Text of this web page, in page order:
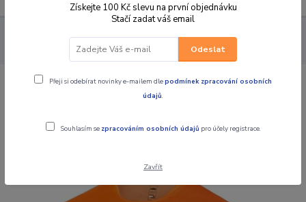
PRO JEZDCE MOTOKROS a ENDURO DRESY
Pánský moto dres KTM Pounce Jersey oranžová
Pánský moto dres KTM Pounce Jersey
Získejte 100 Kč slevu na první objednávku
Stačí zadat váš email
Odeslat
Přeji si odebírat novinky e-mailem dlepodmínek zpracování osobních
údajů.
Souhlasím se zpracováním osobních údajů pro účely registrace.
Zavřít